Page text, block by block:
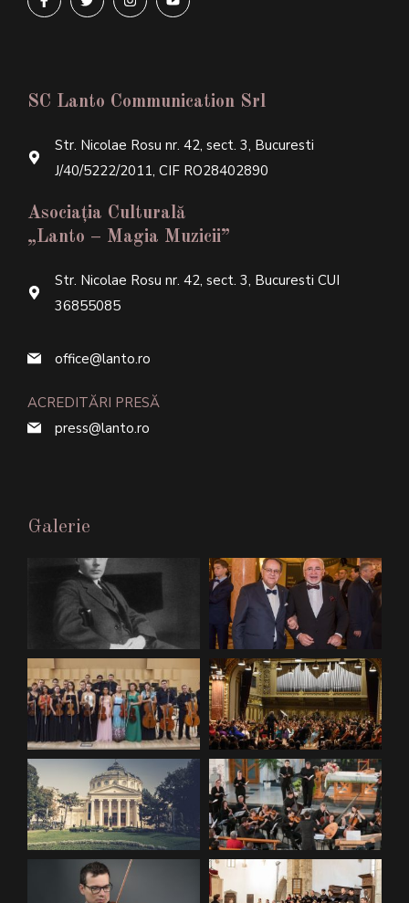
SC Lanto Communication Srl
Str. Nicolae Rosu nr. 42, sect. 3, Bucuresti
J/40/5222/2011, CIF RO28402890
Asociația Culturală
„Lanto – Magia Muzicii”
Str. Nicolae Rosu nr. 42, sect. 3, Bucuresti CUI
36855085
office@lanto.ro
ACREDITĂRI PRESĂ
press@lanto.ro
Galerie